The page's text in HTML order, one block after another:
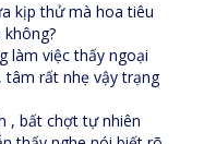
kịp thử mà hoa tiêu
làm việc thấy ngoại
rất nhẹ vậy trạng
, bất chợt tự nhiên